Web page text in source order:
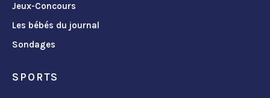
Jeux-Concours
Les bébés du journal
Sondages
SPORTS